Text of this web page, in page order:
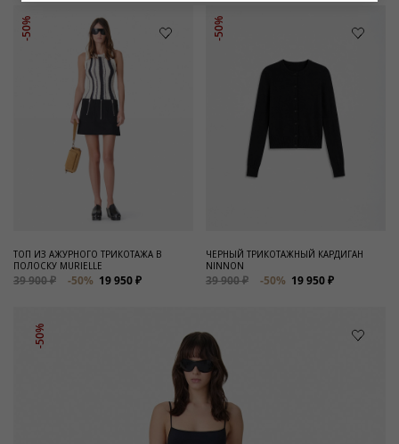
-50%
ТОП ИЗ АЖУРНОГО ТРИКОТАЖА В
ПОЛОСКУ MURIELLE
39 900 ₽ -50% 19 950 ₽
-50%
ЧЕРНЫЙ ТРИКОТАЖНЫЙ КАРДИГАН
NINNON
39 900 ₽ -50% 19 950 ₽
-50%